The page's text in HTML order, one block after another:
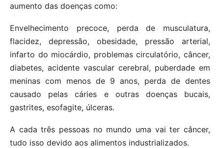
aumento das doenças como:
Envelhecimento precoce, perda de musculatura,
flacidez, depressão, obesidade, pressão arterial,
infarto do miocárdio, problemas circulatório, câncer,
diabetes, acidente vascular cerebral, puberdade em
meninas com menos de 9 anos, perda de dentes
causado pelas cáries e outras doenças bucais,
gastrites, esofagite, úlceras.
A cada três pessoas no mundo uma vai ter câncer,
tudo isso devido aos alimentos industrializados.